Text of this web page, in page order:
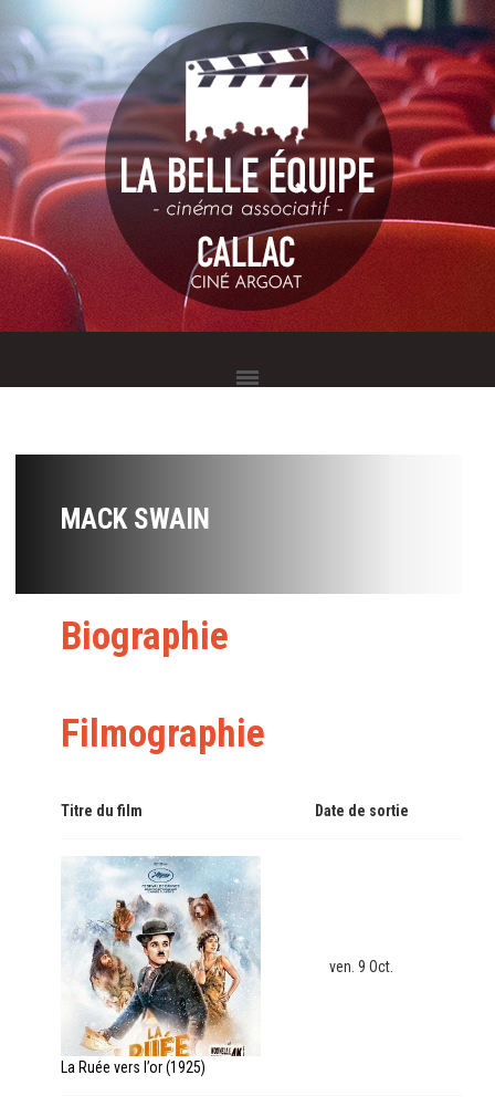
MACK SWAIN
Biographie
Filmographie
Titre du film Date de sortie
La Ruée vers l’or (1925)
ven. 9 Oct.